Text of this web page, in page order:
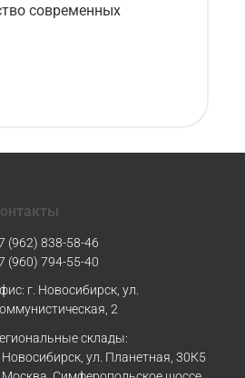
современных
(962) 838-58-46
(960) 794-55-40
г. Новосибирск, ул.
2
склады:
Новосибирск, ул. Планетная, 30К5